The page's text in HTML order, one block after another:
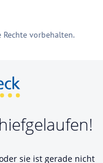
vorbehalten.
sie ist gerade nicht